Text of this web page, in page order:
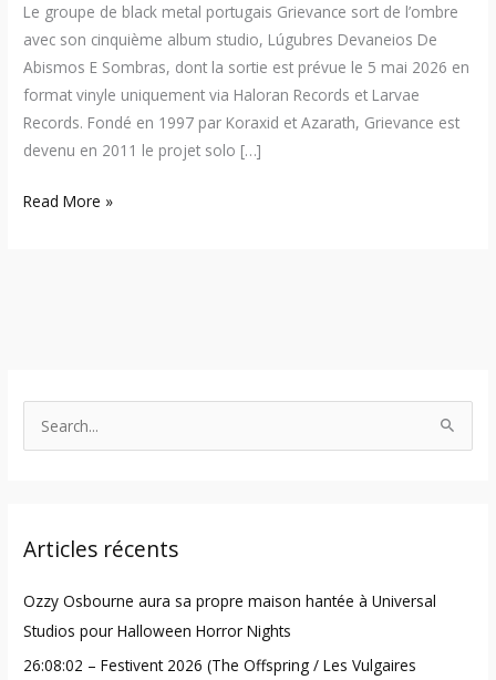
Le groupe de black metal portugais Grievance sort de l’ombre
avec son cinquième album studio, Lúgubres Devaneios De
Abismos E Sombras, dont la sortie est prévue le 5 mai 2026 en
format vinyle uniquement via Haloran Records et Larvae
Records. Fondé en 1997 par Koraxid et Azarath, Grievance est
devenu en 2011 le projet solo […]
Read More »
c
f
o
r
Articles récents
Ozzy Osbourne aura sa propre maison hantée à Universal
Studios pour Halloween Horror Nights
26:08:02 – Festivent 2026 (The Offspring / Les Vulgaires